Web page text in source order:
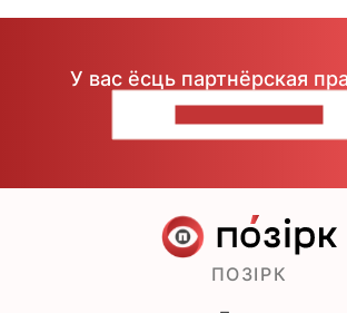
У вас ёсць партнёрская
ПОЗІРК